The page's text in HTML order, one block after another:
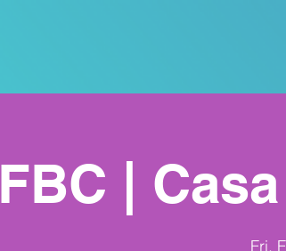
FBC |
Fri,